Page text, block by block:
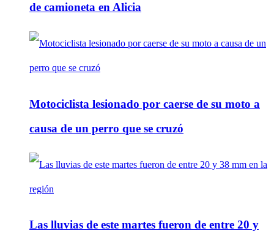
de camioneta en Alicia
Motociclista lesionado por caerse de su moto a
causa de un perro que se cruzó
Las lluvias de este martes fueron de entre 20 y